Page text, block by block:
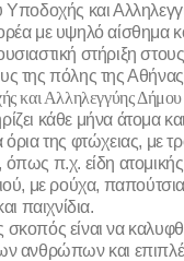
Υποδοχής και
με υψηλό αίσθημα
στήριξη
της πόλης της
και Αλληλεγγύης Δήμου
κάθε μήνα άτομα
της φτώχειας, με
π.χ. είδη ατομικής
με ρούχα,
παιχνίδια.
είναι να
ανθρώπων και